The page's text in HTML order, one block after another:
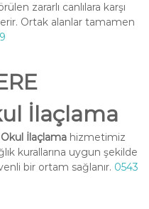
zararlı canlılara karşı
Ortak alanlar tamamen
İlaçlama
İlaçlamahizmetimiz
kurallarına uygun şekilde
bir ortam sağlanır. 0543